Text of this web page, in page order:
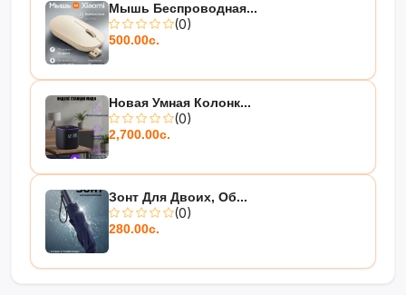
Мышь Беспроводная...
(0)
500.00с.
Новая Умная Колонк...
(0)
2,700.00с.
Зонт Для Двоих, Об...
(0)
280.00с.